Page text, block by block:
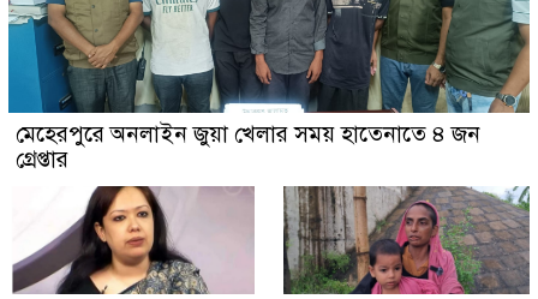
মেহেরপুরে অনলাইন জুয়া খেলার সময় হাতেনাতে ৪ জন
গ্রেপ্তার